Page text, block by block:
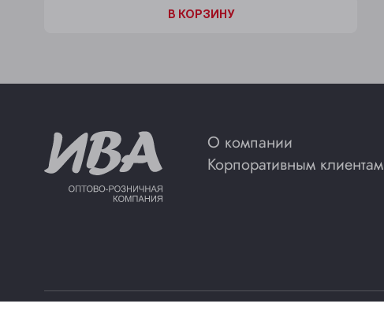
В КОРЗИНУ
В КОРЗИНЕ
О компании
Корпоративным клиентам